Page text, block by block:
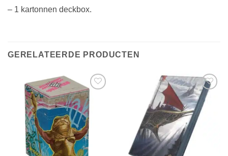
– 1 kartonnen deckbox.
GERELATEERDE PRODUCTEN